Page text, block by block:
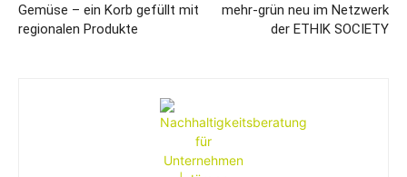
Gemüse – ein Korb gefüllt mit
regionalen Produkte
mehr-grün neu im Netzwerk
der ETHIK SOCIETY